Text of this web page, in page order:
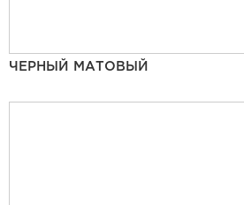
ЧЕРНЫЙ МАТОВЫЙ